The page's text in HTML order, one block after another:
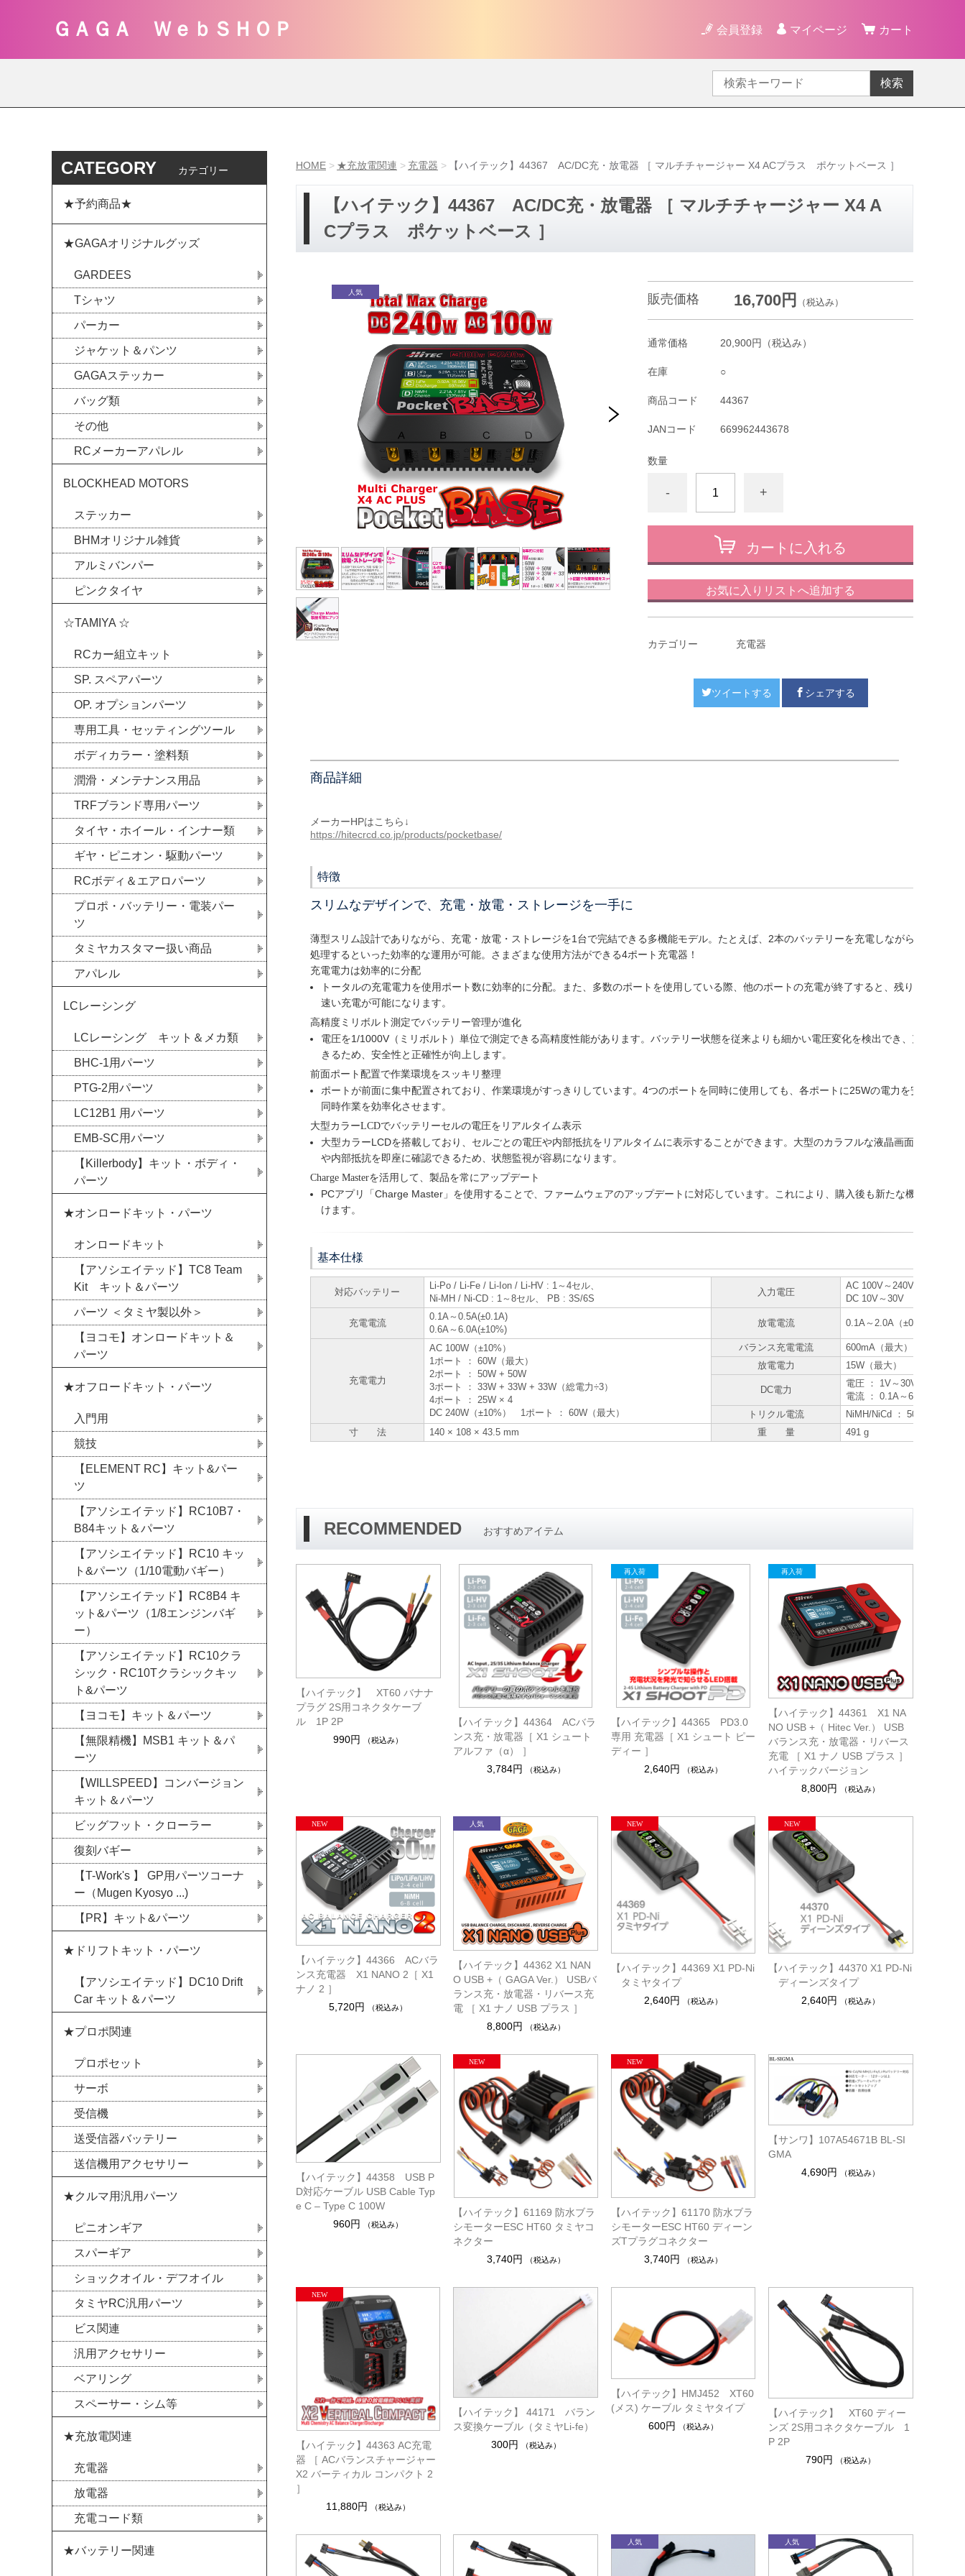
ＧＡＧＡ ＷｅｂＳＨＯＰ 会員登録 マイページ カート
検索
HOME ★充放電関連 充電器 【ハイテック】44367 AC/DC充・放電器 ［ マルチチャージャー X4 ACプラス ポケットベース ］
【ハイテック】44367 AC/DC充・放電器 ［ マルチチャージャー X4 A
Cプラス ポケットベース ］
販売価格 16,700円 （税込み）
通常価格 20,900円 （税込み）
在庫 ○
商品コード 44367
JANコード 669962443678
数量
- +
カートに入れる
お気に入りリストへ追加する
カテゴリー 充電器
ツイートする シェアする
商品詳細
メーカーHPはこちら↓
https://hitecrcd.co.jp/products/pocketbase/
特徴
スリムなデザインで、充電・放電・ストレージを一手に
薄型スリム設計でありながら、充電・放電・ストレージを1台で完結できる多機能モデル。たとえば、2本のバッテリーを充電しながら、使用後
処理するといった効率的な運用が可能。さまざまな使用方法ができる4ポート充電器！
充電電力は効率的に分配
トータルの充電電力を使用ポート数に効率的に分配。また、多数のポートを使用している際、他のポートの充電が終了すると、残りのポート
速い充電が可能になります。
高精度ミリボルト測定でバッテリー管理が進化
電圧を1/1000V（ミリボルト）単位で測定できる高精度性能があります。バッテリー状態を従来よりも細かい電圧変化を検出でき、充放電状
きるため、安全性と正確性が向上します。
前面ポート配置で作業環境をスッキリ整理
ポートが前面に集中配置されており、作業環境がすっきりしています。4つのポートを同時に使用しても、各ポートに25Wの電力を安定して
同時作業を効率化させます。
大型カラーLCDでバッテリーセルの電圧をリアルタイム表示
大型カラーLCDを搭載しており、セルごとの電圧や内部抵抗をリアルタイムに表示することができます。大型のカラフルな液晶画面を使って
や内部抵抗を即座に確認できるため、状態監視が容易になります。
Charge Masterを活用して、製品を常にアップデート
PCアプリ「Charge Master」を使用することで、ファームウェアのアップデートに対応しています。これにより、購入後も新たな機能や改善
けます。
基本仕様
対応バッテリー
Li-Po / Li-Fe / Li-Ion / Li-HV : 1～4セル、
Ni-MH / Ni-CD : 1～8セル、 PB : 3S/6S
入力電圧
AC 100V～240V
DC 10V～30V
充電電流
0.1A～0.5A(±0.1A)
0.6A～6.0A(±10%)
放電電流 0.1A～2.0A（±0.2А）
充電電力
AC 100W（±10%）
1ポート ： 60W（最大）
2ポート ： 50W + 50W
3ポート ： 33W + 33W + 33W（総電力÷3）
4ポート ： 25W × 4
DC 240W（±10%） 1ポート ： 60W（最大）
バランス充電電流
600mA（最大）
放電電力
15W（最大）
DC電力
電圧 ： 1V～30V（±0.2V）
電流 ： 0.1A～6A（±0.1A）
トリクル電流
NiMH/NiCd ： 50～300mA
寸 法
140 × 108 × 43.5 mm 重 量 491 g
RECOMMENDED おすすめアイテム
【ハイテック】 XT60 バナナ
プラグ 2S用コネクタケーブ
ル 1P 2P
990円
（税込み）
【ハイテック】44364 ACバラ
ンス充・放電器［ X1 シュート
アルファ（α） ］
3,784円
（税込み）
【ハイテック】44365 PD3.0
専用 充電器［ X1 シュート ピー
ディー ］
2,640円
（税込み）
【ハイテック】44361 X1 NA
NO USB +（ Hitec Ver.） USB
バランス充・放電器・リバース
充電 ［ X1 ナノ USB プラス ］
ハイテックバージョン
8,800円
（税込み）
【ハイテック】44366 ACバラ
ンス充電器 X1 NANO 2［ X1
ナノ 2 ］
5,720円
（税込み）
【ハイテック】44362 X1 NAN
O USB +（ GAGA Ver.） USBバ
ランス充・放電器・リバース充
電 ［ X1 ナノ USB プラス ］
8,800円
（税込み）
【ハイテック】44369 X1 PD-Ni
タミヤタイプ
2,640円
（税込み）
【ハイテック】44370 X1 PD-Ni
ディーンズタイプ
2,640円
（税込み）
【ハイテック】44358 USB P
D対応ケーブル USB Cable Typ
e C – Type C 100W
960円
（税込み）
【ハイテック】61169 防水ブラ
シモーターESC HT60 タミヤコ
ネクター
3,740円
（税込み）
【ハイテック】61170 防水ブラ
シモーターESC HT60 ディーン
ズTプラグコネクター
3,740円
（税込み）
【サンワ】107A54671B BL-SI
GMA
4,690円
（税込み）
【ハイテック】44363 AC充電
器 ［ ACバランスチャージャー
X2 バーティカル コンパクト 2
］
11,880円
（税込み）
【ハイテック】 44171 バラン
ス変換ケーブル（タミヤLi-fe）
300円
（税込み）
【ハイテック】HMJ452 XT60
(メス) ケーブル タミヤタイプ
600円
（税込み）
【ハイテック】 XT60 ディー
ンズ 2S用コネクタケーブル 1
P 2P
790円
（税込み）
CATEGORY カテゴリー
★予約商品★
★GAGAオリジナルグッズ
GARDEES
Tシャツ
パーカー
ジャケット＆パンツ
GAGAステッカー
バッグ類
その他
RCメーカーアパレル
BLOCKHEAD MOTORS
ステッカー
BHMオリジナル雑貨
アルミバンパー
ピンクタイヤ
☆TAMIYA ☆
RCカー組立キット
SP. スペアパーツ
OP. オプションパーツ
専用工具・セッティングツール
ボディカラー・塗料類
潤滑・メンテナンス用品
TRFブランド専用パーツ
タイヤ・ホイール・インナー類
ギヤ・ピニオン・駆動パーツ
RCボディ＆エアロパーツ
プロポ・バッテリー・電装パー
ツ
タミヤカスタマー扱い商品
アパレル
LCレーシング
LCレーシング キット＆メカ類
BHC-1用パーツ
PTG-2用パーツ
LC12B1 用パーツ
EMB-SC用パーツ
【Killerbody】キット・ボディ・
パーツ
★オンロードキット・パーツ
オンロードキット
【アソシエイテッド】TC8 Team
Kit キット＆パーツ
パーツ ＜タミヤ製以外＞
【ヨコモ】オンロードキット＆
パーツ
★オフロードキット・パーツ
入門用
競技
【ELEMENT RC】キット&パー
ツ
【アソシエイテッド】RC10B7・
B84キット＆パーツ
【アソシエイテッド】RC10 キッ
ト&パーツ（1/10電動バギー）
【アソシエイテッド】RC8B4 キ
ット&パーツ（1/8エンジンバギ
ー）
【アソシエイテッド】RC10クラ
シック・RC10Tクラシックキッ
ト&パーツ
【ヨコモ】キット＆パーツ
【無限精機】MSB1 キット＆パ
ーツ
【WILLSPEED】コンバージョン
キット＆パーツ
ビッグフット・クローラー
復刻バギー
【T-Work's 】 GP用パーツコーナ
ー（Mugen Kyosyo ...)
【PR】キット&パーツ
★ドリフトキット・パーツ
【アソシエイテッド】DC10 Drift
Car キット＆パーツ
★プロポ関連
プロポセット
サーボ
受信機
送受信器バッテリー
送信機用アクセサリー
★クルマ用汎用パーツ
ピニオンギア
スパーギア
ショックオイル・デフオイル
タミヤRC汎用パーツ
ビス関連
汎用アクセサリー
ベアリング
スペーサー・シム等
★充放電関連
充電器
放電器
充電コード類
★バッテリー関連